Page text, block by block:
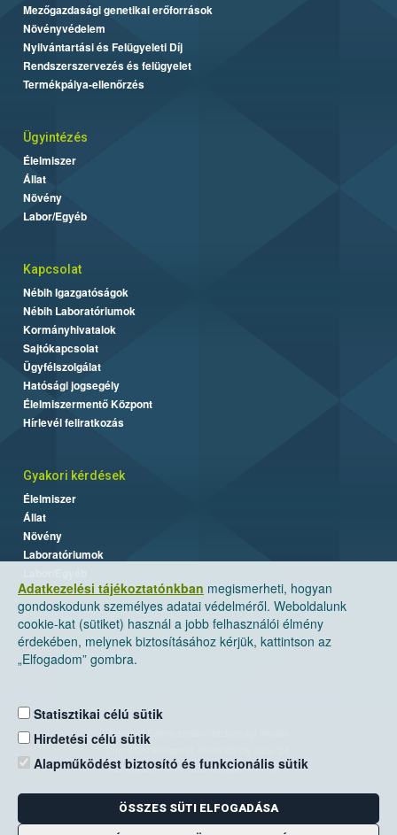
Adatkezelési tájékoztatónkban megismerheti, hogyan
gondoskodunk személyes adatai védelméről. Weboldalunk
cookie-kat (sütiket) használ a jobb felhasználói élmény
érdekében, melynek biztosításához kérjük, kattintson az
„Elfogadom” gombra.
Statisztikai célú sütik
Hirdetési célú sütik
Alapműködést biztosító és funkcionális sütik
ÖSSZES SÜTI ELFOGADÁSA
Mezőgazdasági genetikai erőforrások
Növényvédelem
Nyilvántartási és Felügyeleti Díj
Rendszerszervezés és felügyelet
Termékpálya-ellenőrzés
Ügyintézés
Élelmiszer
Állat
Növény
Labor/Egyéb
Kapcsolat
Nébih Igazgatóságok
Nébih Laboratóriumok
Kormányhivatalok
Sajtókapcsolat
Ügyfélszolgálat
Hatósági jogsegély
Élelmiszermentő Központ
Hírlevél feliratkozás
Gyakori kérdések
Élelmiszer
Állat
Növény
Laboratóriumok
Nemzeti Élelmiszerlánc-biztonsági Hivatal
Levelezési cím: 1525 Budapest. Pf. 30.
E-mail:ugyfelszolgalat@nebih.gov.hu